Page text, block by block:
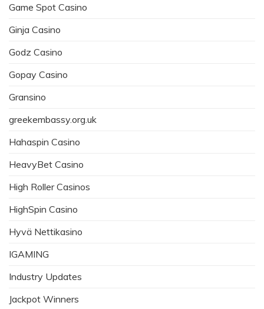
Game Spot Casino
Ginja Casino
Godz Casino
Gopay Casino
Gransino
greekembassy.org.uk
Hahaspin Casino
HeavyBet Casino
High Roller Casinos
HighSpin Casino
Hyvä Nettikasino
IGAMING
Industry Updates
Jackpot Winners